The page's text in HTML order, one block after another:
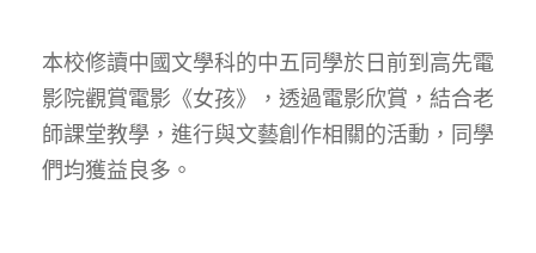
本校修讀中國文學科的中五同學於日前到高先電
影院觀賞電影《女孩》，透過電影欣賞，結合老
師課堂教學，進行與文藝創作相關的活動，同學
們均獲益良多。